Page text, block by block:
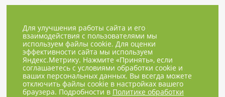
Для улучшения работы сайта и его
взаимодействия с пользователями мы
используем файлы cookie. Для оценки
эффективности сайта мы используем
Яндекс.Метрику. Нажмите «Принять», если
соглашаетесь с условиями обработки cookie и
ваших персональных данных. Вы всегда можете
отключить файлы cookie в настройках вашего
браузера. Подробности в Политике обработки